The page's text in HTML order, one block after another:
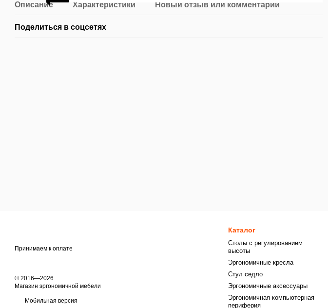
Описание Характеристики Новый отзыв или комментарий
Поделиться в соцсетях
Принимаем к оплате
© 2016—2026
Магазин эргономичной мебели
Мобильная версия
Каталог
Столы с регулированием
высоты
Эргономичные кресла
Стул седло
Эргономичные аксессуары
Эргономичная компьютерная
периферия